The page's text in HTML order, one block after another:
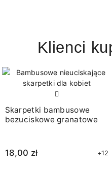
Klienci
Skarpetki bambusowe
bezuciskowe granatowe
18,00 zł +12